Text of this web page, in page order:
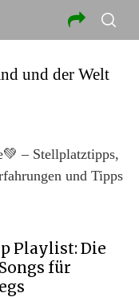
– Stellplatztipps,
und Tipps
Playlist: Die
für